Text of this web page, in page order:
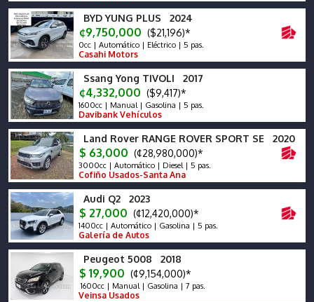
BYD YUNG PLUS 2024
¢9,750,000 ($21,196)*
0cc | Automático | Eléctrico | 5 pas.
Casahi Motors
Ssang Yong TIVOLI 2017
¢4,332,000 ($9,417)*
1600cc | Manual | Gasolina | 5 pas.
Davibank Vehículos
Land Rover RANGE ROVER SPORT SE 2020
$ 63,000 (¢28,980,000)*
3000cc | Automático | Diesel | 5 pas.
Cofiño Usados-Santa Ana
Audi Q2 2023
$ 27,000 (¢12,420,000)*
1400cc | Automático | Gasolina | 5 pas.
Galería de Autos
Peugeot 5008 2018
$ 19,900 (¢9,154,000)*
1600cc | Manual | Gasolina | 7 pas.
Veinsa Usados